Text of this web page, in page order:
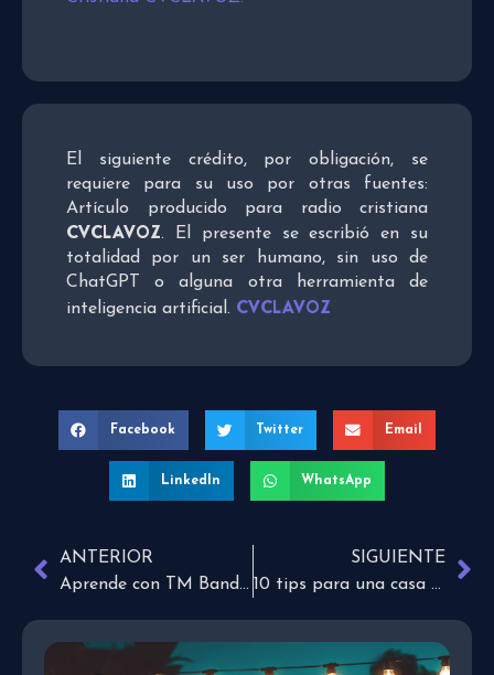
El siguiente crédito, por obligación, se
requiere para su uso por otras fuentes:
Artículo producido para radio cristiana
CVCLAVOZ. El presente se escribió en su
totalidad por un ser humano, sin uso de
ChatGPT o alguna otra herramienta de
inteligencia artificial. CVCLAVOZ
Facebook Twitter Email
LinkedIn WhatsApp
ANTERIOR
Aprende con TM Band el significado de “Noel”
SIGUIENTE
10 tips para una casa más ordenada